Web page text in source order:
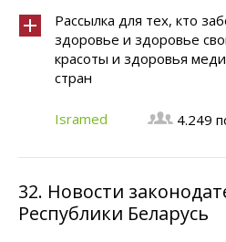
Рассылка для тех, кто
здоровье и здоровье
красоты и здоровья
стран
Isramed 4.249
32. Новости
Республики Беларусь